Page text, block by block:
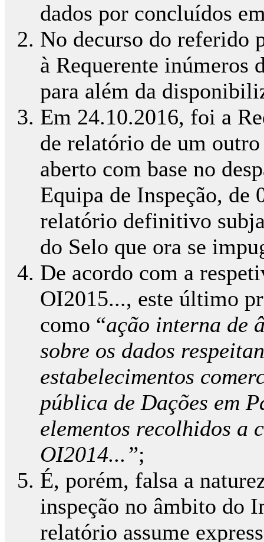
dados por concluídos
No decurso do referido
à Requerente inúmeros
para além da
Em 24.10.2016, foi a
de relatório de um
aberto com base no
Equipa de Inspeção, de
relatório definitivo
do Selo que ora se
De acordo com a
OI2015..., este último
como “ação interna de
sobre os dados
estabelecimentos
pública de Dações em
elementos recolhidos a
OI2014...”;
É, porém, falsa a
inspeção no âmbito do
relatório assume